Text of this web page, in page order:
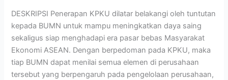
DESKRIPSI Penerapan KPKU dilatar belakangi oleh tuntutan
kepada BUMN untuk mampu meningkatkan daya saing
sekaligus siap menghadapi era pasar bebas Masyarakat
Ekonomi ASEAN. Dengan berpedoman pada KPKU, maka
tiap BUMN dapat menilai semua elemen di perusahaan
tersebut yang berpengaruh pada pengelolaan perusahaan,